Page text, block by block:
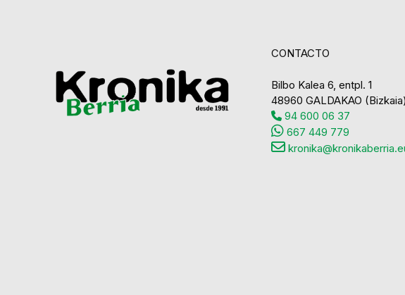
CONTACTO
Bilbo Kalea 6, entpl. 1
48960 GALDAKAO (Bizkaia)
94 600 06 37
667 449 779